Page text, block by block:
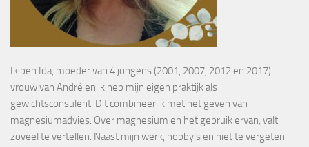
Ik ben Ida, moeder van 4 jongens (2001, 2007, 2012 en 2017)
vrouw van André en ik heb mijn eigen praktijk als
gewichtsconsulent. Dit combineer ik met het geven van
magnesiumadvies. Over magnesium en het gebruik ervan, valt
zoveel te vertellen. Naast mijn werk, hobby’s en niet te vergeten